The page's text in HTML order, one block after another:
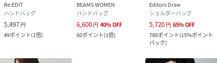
Re:EDIT
ハンドバッグ
5,497円
49ポイント(1倍)
BEAMS WOMEN
ハンドバッグ
6,600円 40%OFF
60ポイント(1倍)
Editors Draw
ショルダーバッグ
5,720円 65%OFF
780ポイント(15%ポイント
バック)